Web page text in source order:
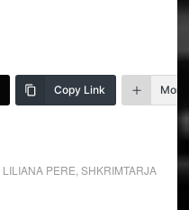
Copy Link More
LILIANA PERE SHKRIMTARJA